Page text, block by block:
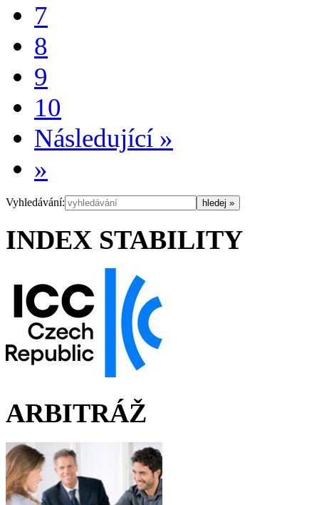
7
8
9
10
Následující »
»
Vyhledávání:
INDEX STABILITY
ARBITRÁŽ